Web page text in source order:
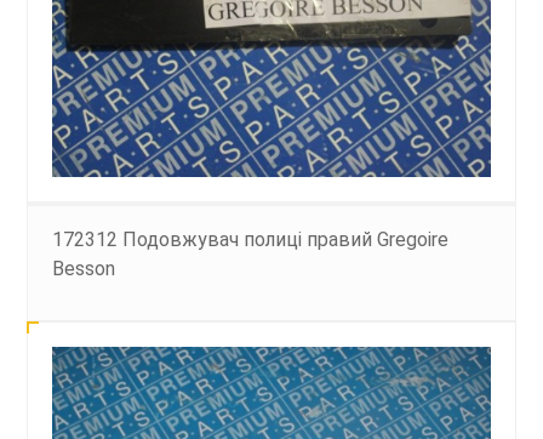
172312 Подовжувач полиці правий Gregoire
Besson